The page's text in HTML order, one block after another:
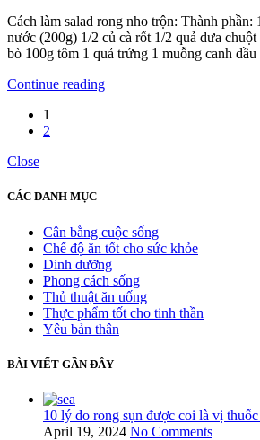
Cách làm salad rong nho trộn: Thành phần:
nước (200g) 1/2 củ cà rốt 1/2 quả dưa
bò 100g tôm 1 quả trứng 1 muỗng canh dầu
Continue reading
1
2
Close
CÁC DANH MỤC
Cân bằng cuộc sống
Chế độ ăn tốt cho sức khỏe
Dinh dưỡng
Phong cách sống
Thủ thuật ăn uống
Thực phẩm tốt cho tinh thần
Yêu bản thân
BÀI VIẾT GẦN ĐÂY
10 lý do rong sụn được coi là vị
April 19, 2024 No Comments